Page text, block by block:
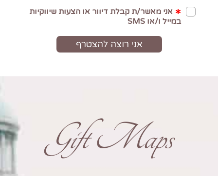
Gift Maps